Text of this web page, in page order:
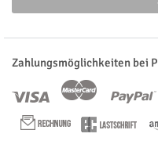
Zahlungsmöglichkeiten bei